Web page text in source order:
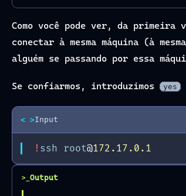
Como você pode ver, da
conectar à mesma máquina (à
alguém se passando por essa
Se confiarmos, introduzimos yes
< >Input
! ssh root@172.17.0.1
>_ Output